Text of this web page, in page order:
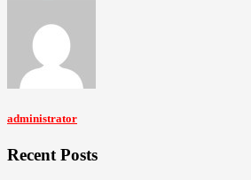
administrator
Recent Posts